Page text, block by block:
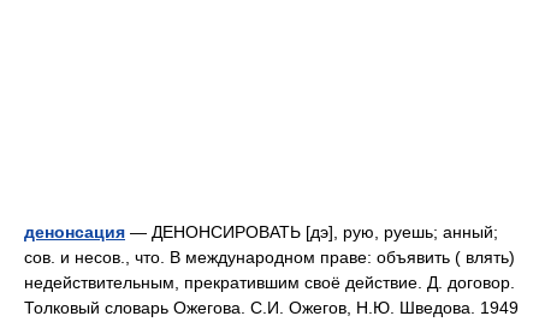
денонсация — ДЕНОНСИРОВАТЬ [дэ], рую, руешь; анный;
сов. и несов., что. В международном праве: объявить ( влять)
недействительным, прекратившим своё действие. Д. договор.
Толковый словарь Ожегова. С.И. Ожегов, Н.Ю. Шведова. 1949